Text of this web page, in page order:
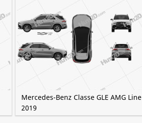
Mercedes-Benz Classe GLE AMG Line
2019